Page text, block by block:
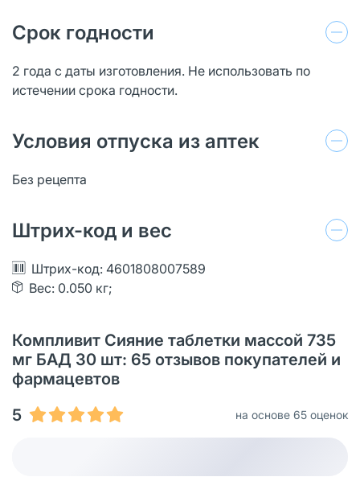
Срок годности
2 года с даты изготовления. Не использовать по
истечении срока годности.
Условия отпуска из аптек
Без рецепта
Штрих-код и вес
Штрих-код: 4601808007589
Вес: 0.050 кг;
Компливит Сияние таблетки массой 735
мг БАД 30 шт: 65 отзывов покупателей и
фармацевтов
5
на основе 65 оценок